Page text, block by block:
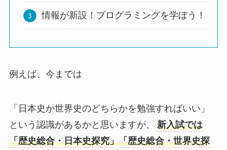
情報が新設！プログラミングを学ぼう！
例えば、今までは
「日本史か世界史のどちらかを勉強すればいい」
という認識があるかと思いますが、
新入試では
「歴史総合・日本史探究」「歴史総合・世界史探